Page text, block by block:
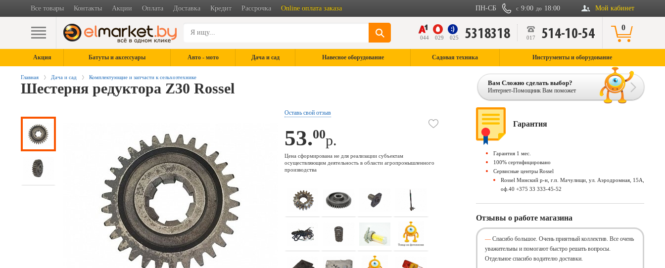
Все товары Контакты Акции Оплата Доставка Кредит Рассрочка Online оплата заказа Мой кабинет
с 9:00 до 18:00
ПН-СБ
044 029 025 5318318 017 514-10-54 0
Акция Батуты и аксессуары Авто - мото Дача и сад Навесное оборудование Садовая техника Инструменты и оборудование
Главная Дача и сад Комплектующие и запчасти к сельхозтехнике
Шестерня редуктора Z30 Rossel Вам Сложно сделать выбор?
Интернет-Помощник Вам поможет
Оставь свой отзыв
53.00р.
Цена сформирована не для реализации субъектам
осуществляющим деятельность в области агропромышленного
производства
Гарантия
Гарантия 1 мес.
100% сертифицировано
Сервисные центры Rossel
Rossel Минский р-н, г.п. Мачулищи, ул. Аэродромная, 15А,
оф.40 +375 33 333-45-52
Отзывы о работе магазина
Спасибо большое. Очень приятный коллектив. Все очень
уважительны и помогают быстро решать вопросы.
Отдельное спасибо водителю доставки.